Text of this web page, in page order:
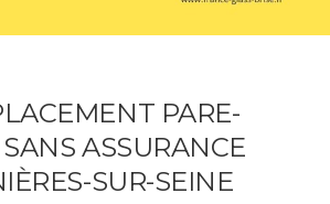
PARE-
ASSURANCE
SUR-SEINE